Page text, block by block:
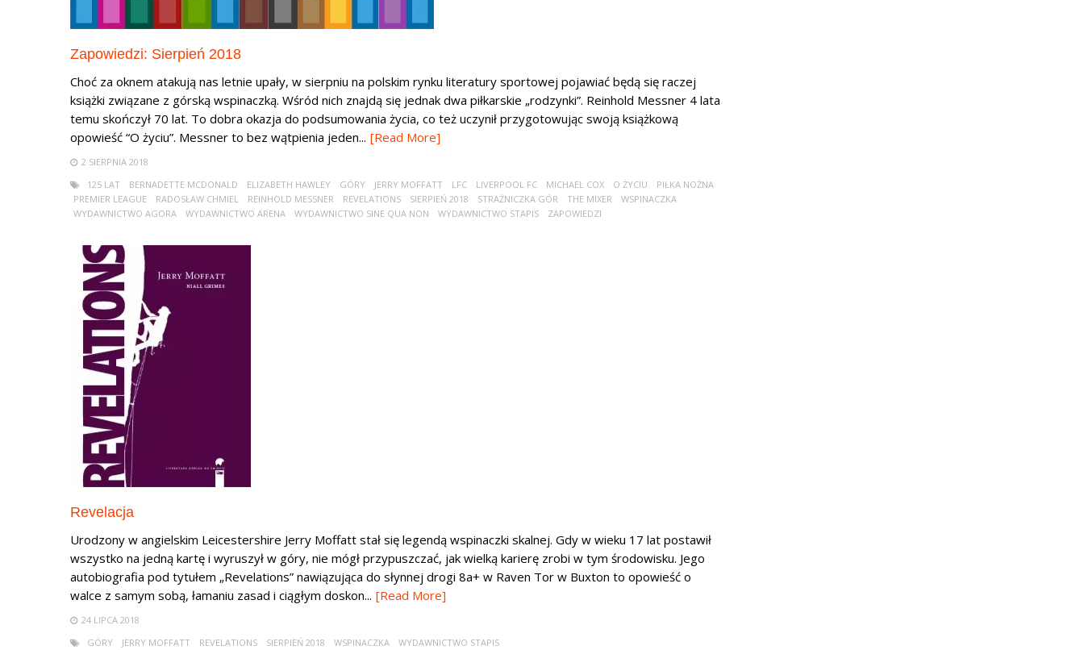
Zapowiedzi: Sierpień 2018
Choć za oknem atakują nas letnie upały, w sierpniu na polskim rynku literatury sportowej pojawiać będą się raczej
książki związane z górską wspinaczką. Wśród nich znajdą się jednak dwa piłkarskie „rodzynki”. Reinhold Messner 4 lata
temu skończył 70 lat. To dobra okazja do podsumowania życia, co też uczynił przygotowując swoją książkową
opowieść “O życiu”. Messner to bez wątpienia jeden... [Read More]
2 SIERPNIA 2018
125 LAT
BERNADETTE MCDONALD ELIZABETH HAWLEY GÓRY JERRY MOFFATT LFC LIVERPOOL FC MICHAEL COX O ŻYCIU
PIŁKA NOŻNA
PREMIER LEAGUE
RADOSŁAW CHMIEL REINHOLD MESSNER REVELATIONS SIERPIEŃ 2018 STRAŻNICZKA GÓR THE MIXER
WSPINACZKA
WYDAWNICTWO AGORA
WYDAWNICTWO ARENA WYDAWNICTWO SINE QUA NON WYDAWNICTWO STAPIS ZAPOWIEDZI
Revelacja
Urodzony w angielskim Leicestershire Jerry Moffatt stał się legendą wspinaczki skalnej. Gdy w wieku 17 lat postawił
wszystko na jedną kartę i wyruszył w góry, nie mógł przypuszczać, jak wielką karierę zrobi w tym środowisku. Jego
autobiografia pod tytułem „Revelations” nawiązująca do słynnej drogi 8a+ w Raven Tor w Buxton to opowieść o
walce z samym sobą, łamaniu zasad i ciągłym doskon... [Read More]
24 LIPCA 2018
GÓRY
JERRY MOFFATT REVELATIONS SIERPIEŃ 2018 WSPINACZKA WYDAWNICTWO STAPIS